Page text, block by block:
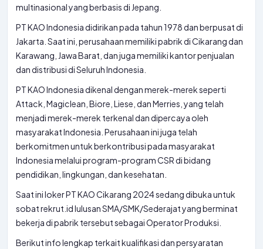
multinasional yang berbasis di Jepang.
PT KAO Indonesia didirikan pada tahun 1978 dan berpusat di
Jakarta. Saat ini, perusahaan memiliki pabrik di Cikarang dan
Karawang, Jawa Barat, dan juga memiliki kantor penjualan
dan distribusi di Seluruh Indonesia.
PT KAO Indonesia dikenal dengan merek-merek seperti
Attack, Magiclean, Biore, Liese, dan Merries, yang telah
menjadi merek-merek terkenal dan dipercaya oleh
masyarakat Indonesia. Perusahaan ini juga telah
berkomitmen untuk berkontribusi pada masyarakat
Indonesia melalui program-program CSR di bidang
pendidikan, lingkungan, dan kesehatan.
Saat ini loker PT KAO Cikarang 2024 sedang dibuka untuk
sobat rekrut.id lulusan SMA/SMK/Sederajat yang berminat
bekerja di pabrik tersebut sebagai Operator Produksi.
Berikut info lengkap terkait kualifikasi dan persyaratan